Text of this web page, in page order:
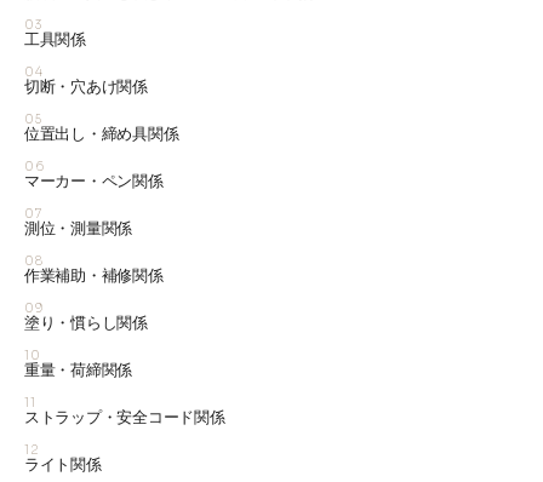
03
工具関係
04
切断・穴あけ関係
05
位置出し・締め具関係
06
マーカー・ペン関係
07
測位・測量関係
08
作業補助・補修関係
09
塗り・慣らし関係
10
重量・荷締関係
11
ストラップ・安全コード関係
12
ライト関係